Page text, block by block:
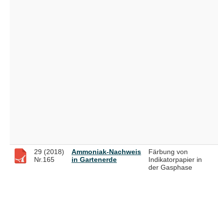
29 (2018)
Nr.165
Ammoniak-Nachweis
in Gartenerde
Färbung von
Indikatorpapier in
der Gasphase